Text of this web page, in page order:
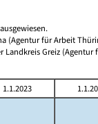
(Agentur für Arbeit
Greiz
1.1.2023